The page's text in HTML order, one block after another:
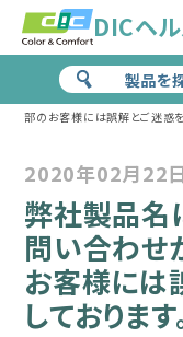
DICヘ
製品を
>お知らせ>弊社製品
部のお客様には誤解とご迷惑を
2020年02月22
弊社製品名
問い合わせ
お客様には
しております